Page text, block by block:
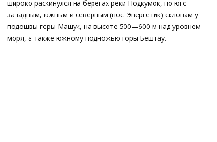
широко раскинулся на берегах реки Подкумок, по юго-
западным, южным и северным (пос. Энергетик) склонам у
подошвы горы Машук, на высоте 500—600 м над уровнем
моря, а также южному подножью горы Бештау.